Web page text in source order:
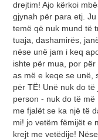
drejtim! Ajo kërkoi
gjynah për para etj.
temë që nuk mund të
tuaja, dashamirës,
nëse unë jam i keq
ishte për mua, por
as më e keqe se unë,
për TË! Unë nuk do
person - nuk do të
me fjalët se ka një të
mi! jo vetëm fëmijët e
krejt me vetëdije!